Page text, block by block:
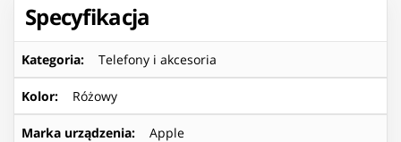
Specyfikacja
Kategoria: Telefony i akcesoria
Kolor: Różowy
Marka urządzenia: Apple